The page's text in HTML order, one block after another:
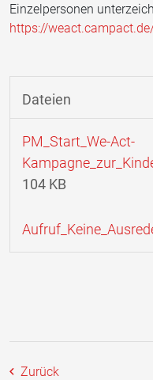
Einzelpersonen
https://
Dateien
PM_Start_We-Act-
104 KB
Zurück